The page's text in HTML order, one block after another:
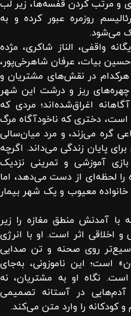
و مرتب کردن قفسه‌ها، زیر لب
روزمره عبور کرده و به
می‌شود.
واقفی، الناز شاکری، مژده
بیات، عرفان شاهرخی‌پور،
هرکدام در نقش‌های مشتریان و
چهره‌های ریز و درشت این شهر
اغراق‌شده‌اند؛ مردی که
است، دختری که ناخودآگاه مرگ
گره می‌زند، و مرد میان‌سالی
پایان زندگی می‌داند. اگرچه
آموزشی و تمرینی نزدیک
لحظه‌ای از دست می‌دهد، اما
معیوب و یک شهر بیمار
با آمدنش منطق مغازه را زیر
اخلاقی اثر است. او با انرژی
روی صحنه و تن صدایی
است؛ این ناموزونی، به‌جای
نگاه او به مشتریان، نه
آدم‌هایی در آستانه تصمیمی
کودکانه را وارد متن می‌کند.